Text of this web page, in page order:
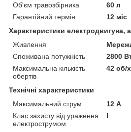
Об'єм травозбірника
60 л
Гарантійний термін
12 міс
Характеристики електродвигуна,
Живлення
Споживана потужність
2800
Максимальна кількість
обертів
42 об/
Технічні характеристики
Максимальний струм
12 А
Клас захисту від ураження
електрострумом
І